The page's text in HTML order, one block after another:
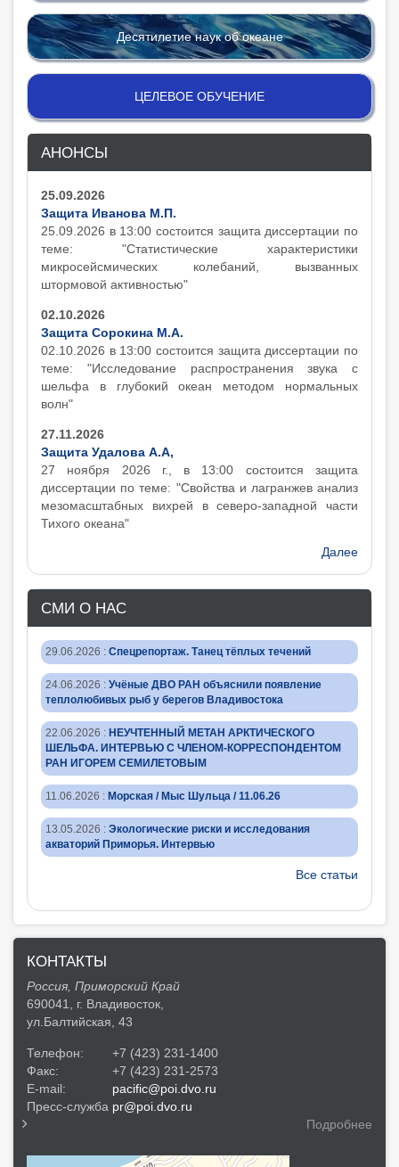
Десятилетие наук об океане
ЦЕЛЕВОЕ ОБУЧЕНИЕ
АНОНСЫ
25.09.2026
Защита Иванова М.П.
25.09.2026 в 13:00 состоится защита диcсертации по
теме: "Статистические характеристики
микросейсмических колебаний, вызванных
штормовой активностью"
02.10.2026
Защита Сорокина М.А.
02.10.2026 в 13:00 состоится защита диcсертации по
теме: "Исследование распространения звука с
шельфа в глубокий океан методом нормальных
волн"
27.11.2026
Защита Удалова А.А,
27 ноября 2026 г., в 13:00 состоится защита
диcсертации по теме: "Свойства и лагранжев анализ
мезомасштабных вихрей в северо-западной части
Тихого океана"
Далее
СМИ О НАС
29.06.2026 : Спецрепортаж. Танец тёплых течений
24.06.2026 : Учёные ДВО РАН объяснили появление
теплолюбивых рыб у берегов Владивостока
22.06.2026 : НЕУЧТЕННЫЙ МЕТАН АРКТИЧЕСКОГО
ШЕЛЬФА. ИНТЕРВЬЮ С ЧЛЕНОМ-КОРРЕСПОНДЕНТОМ
РАН ИГОРЕМ СЕМИЛЕТОВЫМ
11.06.2026 : Морская / Мыс Шульца / 11.06.26
13.05.2026 : Экологические риски и исследования
акваторий Приморья. Интервью
Все статьи
КОНТАКТЫ
Россия, Приморский Край
690041, г. Владивосток,
ул.Балтийская, 43
Телефон:
+7 (423) 231-1400
Факс:
+7 (423) 231-2573
E-mail:
pacific@poi.dvo.ru
Пресс-служба pr@poi.dvo.ru
Подробнее